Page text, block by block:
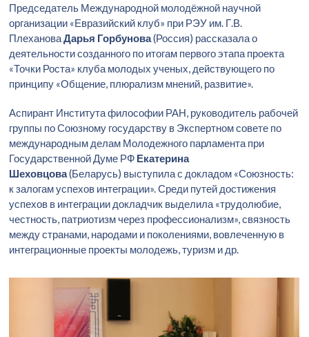
Председатель Международной молодёжной научной
организации «Евразийский клуб» при РЭУ им. Г.В.
ПлехановаДарья Горбунова(Россия) рассказала о
деятельности созданного по итогам первого этапа проекта
«Точки Роста» клуба молодых ученых, действующего по
принципу «Общение, плюрализм мнений, развитие».
Аспирант Института философии РАН, руководитель рабочей
группы по Союзному государству в Экспертном совете по
международным делам Молодежного парламента при
Государственной Думе РФ Екатерина
Шеховцова(Беларусь) выступила с докладом «Союзность:
к залогам успехов интеграции». Среди путей достижения
успехов в интеграции докладчик выделила «трудолюбие,
честность, патриотизм через профессионализм», связность
между странами, народами и поколениями, вовлеченную в
интеграционные проекты молодежь, туризм и др.